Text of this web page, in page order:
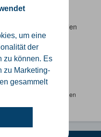
um eine
der
zu können. Es
zu Marketing-
gesammelt
Darstellung der Schulen
Schulform,
und Schulträger.
Sie sich bitte an einen